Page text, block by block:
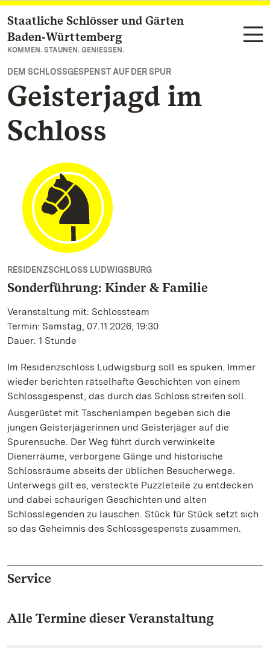
Zum Hauptinhalt springen
Staatliche Schlösser und Gärten
Baden‑Württemberg
KOMMEN. STAUNEN. GENIESSEN.
DEM SCHLOSSGESPENST AUF DER SPUR
Geisterjagd im
Schloss
RESIDENZSCHLOSS LUDWIGSBURG
Sonderführung: Kinder & Familie
Veranstaltung mit: Schlossteam
Termin: Samstag, 07.11.2026, 19:30
Dauer: 1 Stunde
Im Residenzschloss Ludwigsburg soll es spuken. Immer
wieder berichten rätselhafte Geschichten von einem
Schlossgespenst, das durch das Schloss streifen soll.
Ausgerüstet mit Taschenlampen begeben sich die
jungen Geisterjägerinnen und Geisterjäger auf die
Spurensuche. Der Weg führt durch verwinkelte
Dienerräume, verborgene Gänge und historische
Schlossräume abseits der üblichen Besucherwege.
Unterwegs gilt es, versteckte Puzzleteile zu entdecken
und dabei schaurigen Geschichten und alten
Schlosslegenden zu lauschen. Stück für Stück setzt sich
so das Geheimnis des Schlossgespensts zusammen.
Service
Alle Termine dieser Veranstaltung